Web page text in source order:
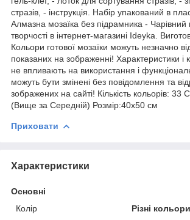
стразів, - інструкція. Набір упакований в
Алмазна мозаїка без підрамника - Чарівний
творчості в інтернет-магазині Ideyka.
Кольори готової мозаїки можуть незначно
показаних на зображенні! Характеристики і
не впливають на використання і
можуть бути змінені без повідомлення та
зображених на сайті! Кількість кольорів: 33
(Вище за Середній) Розмір:40х50 см
Приховати
Характеристики
Основні
Колір
Різні кольори